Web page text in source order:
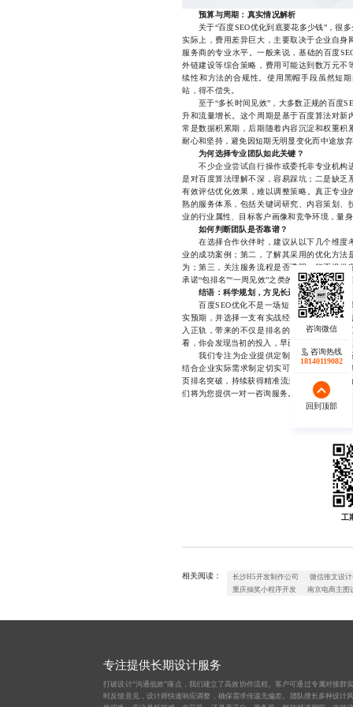
预算与周期：真实情况解析
关于“百度SEO优化到底要花多少钱”，很
实际上，费用差异巨大，主要取决于企业自
服务商的专业水平。一般来说，基础的百度
外链建设等综合策略，费用可能达到数万元
续性和方法的合规性。使用黑帽手段虽然短
站，得不偿失。
至于“多长时间见效”，大多数正规的百度
升和流量增长。这个周期是基于百度算法对
常是数据积累期，后期随着内容沉淀和权重
耐心和坚持，避免因短期无明显变化而中途放
为何选择专业团队如此关键？
不少企业尝试自行操作或委托非专业机构
是对百度算法理解不深，容易踩坑；二是缺
有效评估优化效果，难以调整策略。真正专业
熟的服务体系，包括关键词研究、内容策划
业的行业属性、目标客户画像和竞争环境，量
如何判断团队是否靠谱？
在选择合作伙伴时，建议从以下几个维度
业的成功案例；第二，了解其采用的优化方
为；第三，关注服务流程是否透明，能否提
承诺“包排名”“一周见效”之类的夸张话术，而
结语：科学规划，方见长远
百度SEO优化不是一场短期冲刺，而是一
实预期，并选择一支有实战经验、方法合规
入正轨，带来的不仅是排名的提升，更是品
看，你会发现当初的投入，早已转化为实实在
我们专注为企业提供定制化百度SEO优化
结合企业实际需求制定切实可行的优化策略
页排名突破，持续获得精准流量，如果您正在
们将为您提供一对一咨询服务。
工
相关阅读： 长沙H5开发制作公司
微信推文设
重庆抽奖小程序开发
南京电商主图
咨询热线
17723342546
回到顶部
咨询热线
18140119082
回到顶部
专注提供长期设计服务
打破设计“沟通低效”痛点，我们建立了高效协作流程。客户可通过专属对接群
时反馈意见，设计师快速响应调整，确保需求传递无偏差。团队擅长多种设计